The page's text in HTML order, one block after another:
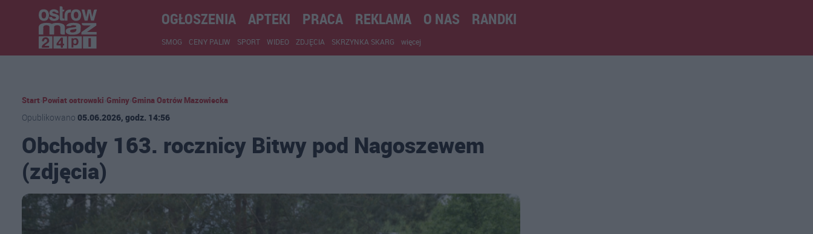
OGŁOSZENIA APTEKI PRACA REKLAMA O NAS RANDKI
SMOG CENY PALIW SPORT WIDEO ZDJĘCIA SKRZYNKA SKARG więcej
Start Powiat ostrowski Gminy Gmina Ostrów Mazowiecka
Opublikowano 05.06.2026, godz. 14:56
Obchody 163. rocznicy Bitwy pod Nagoszewem
(zdjęcia)